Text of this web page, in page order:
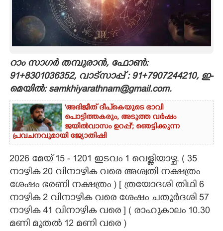
ASTRO
CARTOONS
LITERATURE
ZOOM
CONTACT US
റാം സാഗർ തമ്പുരാൻ, ഫോൺ:
91+8301036352, വാട്സാപ്പ് : 91+7907244210, ഇ-
മെയിൽ: samkhiyarathnam@gmail.com.
'അഭിജീത് ദീപ്‌കെയുടെ ഭാവി
പൊട്ടിത്തകരും, അടുത്ത വർഷം
ജയിൽവാസം ഉറപ്പ്'; ഞെട്ടിക്കുന്ന
പ്രവചനവുമായി ജ്യോതിഷി
2026 മേയ് 15 - 1201 ഇടവം 1 വെള്ളിയാഴ്ച. ( 35
നാഴിക 20 വിനാഴിക വരെ അശ്വതി നക്ഷത്രം
ശേഷം ഭരണി നക്ഷത്രം ) [ ത്രയോദശി തിഥി 6
നാഴിക 2 വിനാഴിക വരെ ശേഷം ചതുർദശി 57
നാഴിക 41 വിനാഴിക വരെ ] ( രാഹുകാലം 10.30
മണി മുതൽ 12 മണി വരെ )